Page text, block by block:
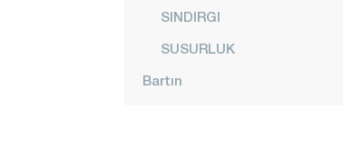
SINDIRGI
SUSURLUK
Bartın